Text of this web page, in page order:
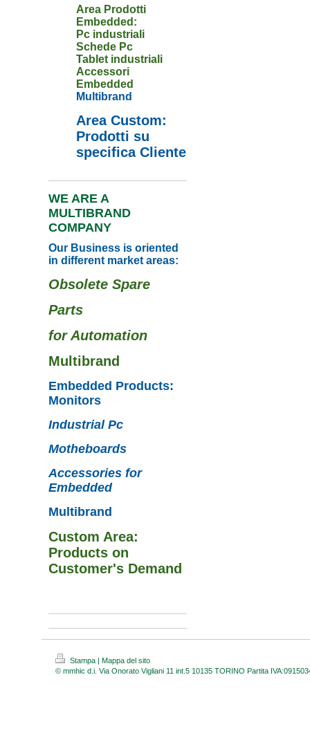
Area Prodotti
Embedded:
Pc industriali
Schede Pc
Tablet industriali
Accessori
Embedded
Multibrand
Area Custom:
Prodotti su
specifica Cliente
WE ARE A
MULTIBRAND
COMPANY
Our Business is oriented
in different market areas:
Obsolete Spare
Parts
for Automation
Multibrand
Embedded Products:
Monitors
Industrial Pc
Motheboards
Accessories for
Embedded
Multibrand
Custom Area:
Products on
Customer's Demand
Stampa | Mappa del sito
© mmhic d.i. Via Onorato Vigliani 11 int.5 10135 TORINO Partita